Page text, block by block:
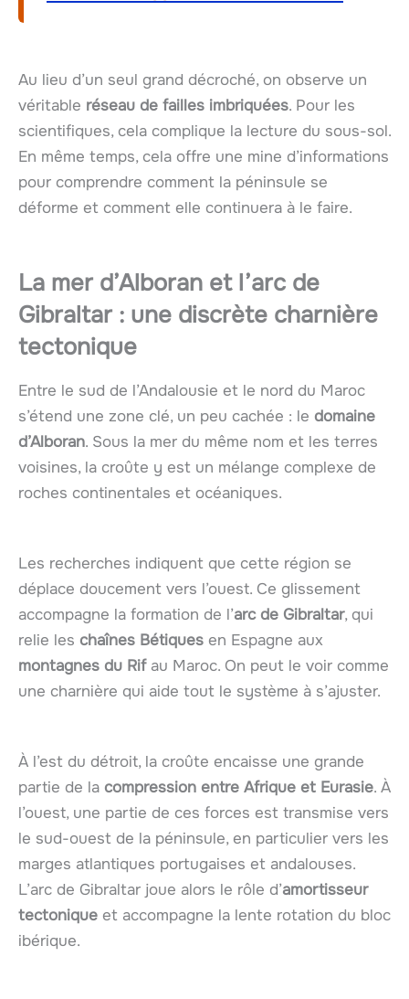
Au lieu d’un seul grand décroché, on observe un
véritable réseau de failles imbriquées. Pour les
scientifiques, cela complique la lecture du sous-sol.
En même temps, cela offre une mine d’informations
pour comprendre comment la péninsule se
déforme et comment elle continuera à le faire.
La mer d’Alboran et l’arc de
Gibraltar : une discrète charnière
tectonique
Entre le sud de l’Andalousie et le nord du Maroc
s’étend une zone clé, un peu cachée : le domaine
d’Alboran. Sous la mer du même nom et les terres
voisines, la croûte y est un mélange complexe de
roches continentales et océaniques.
Les recherches indiquent que cette région se
déplace doucement vers l’ouest. Ce glissement
accompagne la formation de l’arc de Gibraltar, qui
relie les chaînes Bétiques en Espagne aux
montagnes du Rifau Maroc. On peut le voir comme
une charnière qui aide tout le système à s’ajuster.
À l’est du détroit, la croûte encaisse une grande
partie de la compression entre Afrique et Eurasie. À
l’ouest, une partie de ces forces est transmise vers
le sud-ouest de la péninsule, en particulier vers les
marges atlantiques portugaises et andalouses.
L’arc de Gibraltar joue alors le rôle d’amortisseur
tectonique et accompagne la lente rotation du bloc
ibérique.